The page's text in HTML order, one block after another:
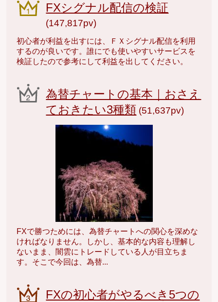
FXシグナル配信の検証
(147,817pv)
初心者が利益を出すには、ＦＸシグナル配信を利用
するのが良いです。誰にでも使いやすいサービスを
検証したので参考にして利益を出してください。
為替チャートの基本｜おさえ
ておきたい3種類 (51,637pv)
FXで勝つためには、為替チャートへの関心を深めな
ければなりません。しかし、基本的な内容も理解し
ないまま、闇雲にトレードしている人が目立ちま
す。そこで今回は、為替...
FXの初心者がやるべき5つの